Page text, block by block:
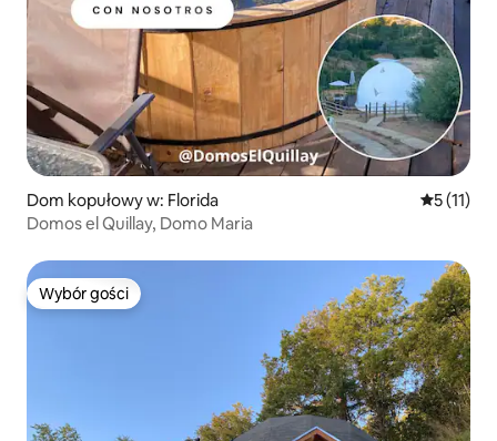
Dom kopułowy w: Florida Średnia
5 (11)
Domos el Quillay, Domo Maria
Wybór gości
Wybór gości